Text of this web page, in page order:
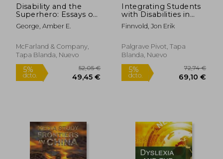
5%
dcto. 73,99 €
5%
dcto.
Disability and the
Superhero: Essays on
Ableism and
Representation in
Inglés)
George, Amber E.
McFarland & Company,
Tapa Blanda, Nuevo
Integrating Students
with Disabilities in
Schools: Lessons
from Norway (en
Finnvold, Jon Erik
Palgrave Pivot, Tapa
Blanda, Nuevo